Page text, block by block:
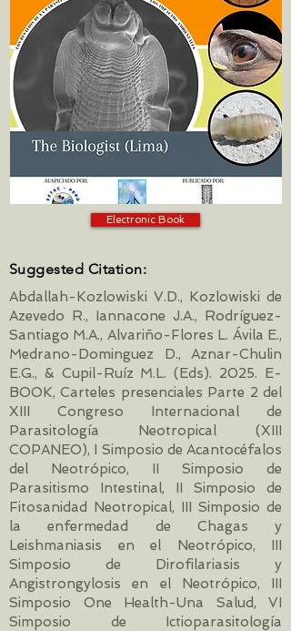
Electronic Book
Suggested Citation:
Abdallah-Kozlowiski V.D., Kozlowiski de
Azevedo R., Iannacone J.A., Rodríguez-
Santiago M.A., Alvariño-Flores L. Ávila E.,
Medrano-Dominguez D., Aznar-Chulin
E.G., & Cupil-Ruíz M.L. (Eds). 2025. E-
BOOK, Carteles presenciales Parte 2 del
XIII Congreso Internacional de
Parasitología Neotropical (XIII
COPANEO), I Simposio de Acantocéfalos
del Neotrópico, II Simposio de
Parasitismo Intestinal, II Simposio de
Fitosanidad Neotropical, III Simposio de
la enfermedad de Chagas y
Leishmaniasis en el Neotrópico, III
Simposio de Dirofilariasis y
Angistrongylosis en el Neotrópico, III
Simposio One Health-Una Salud, VI
Simposio de Ictioparasitología